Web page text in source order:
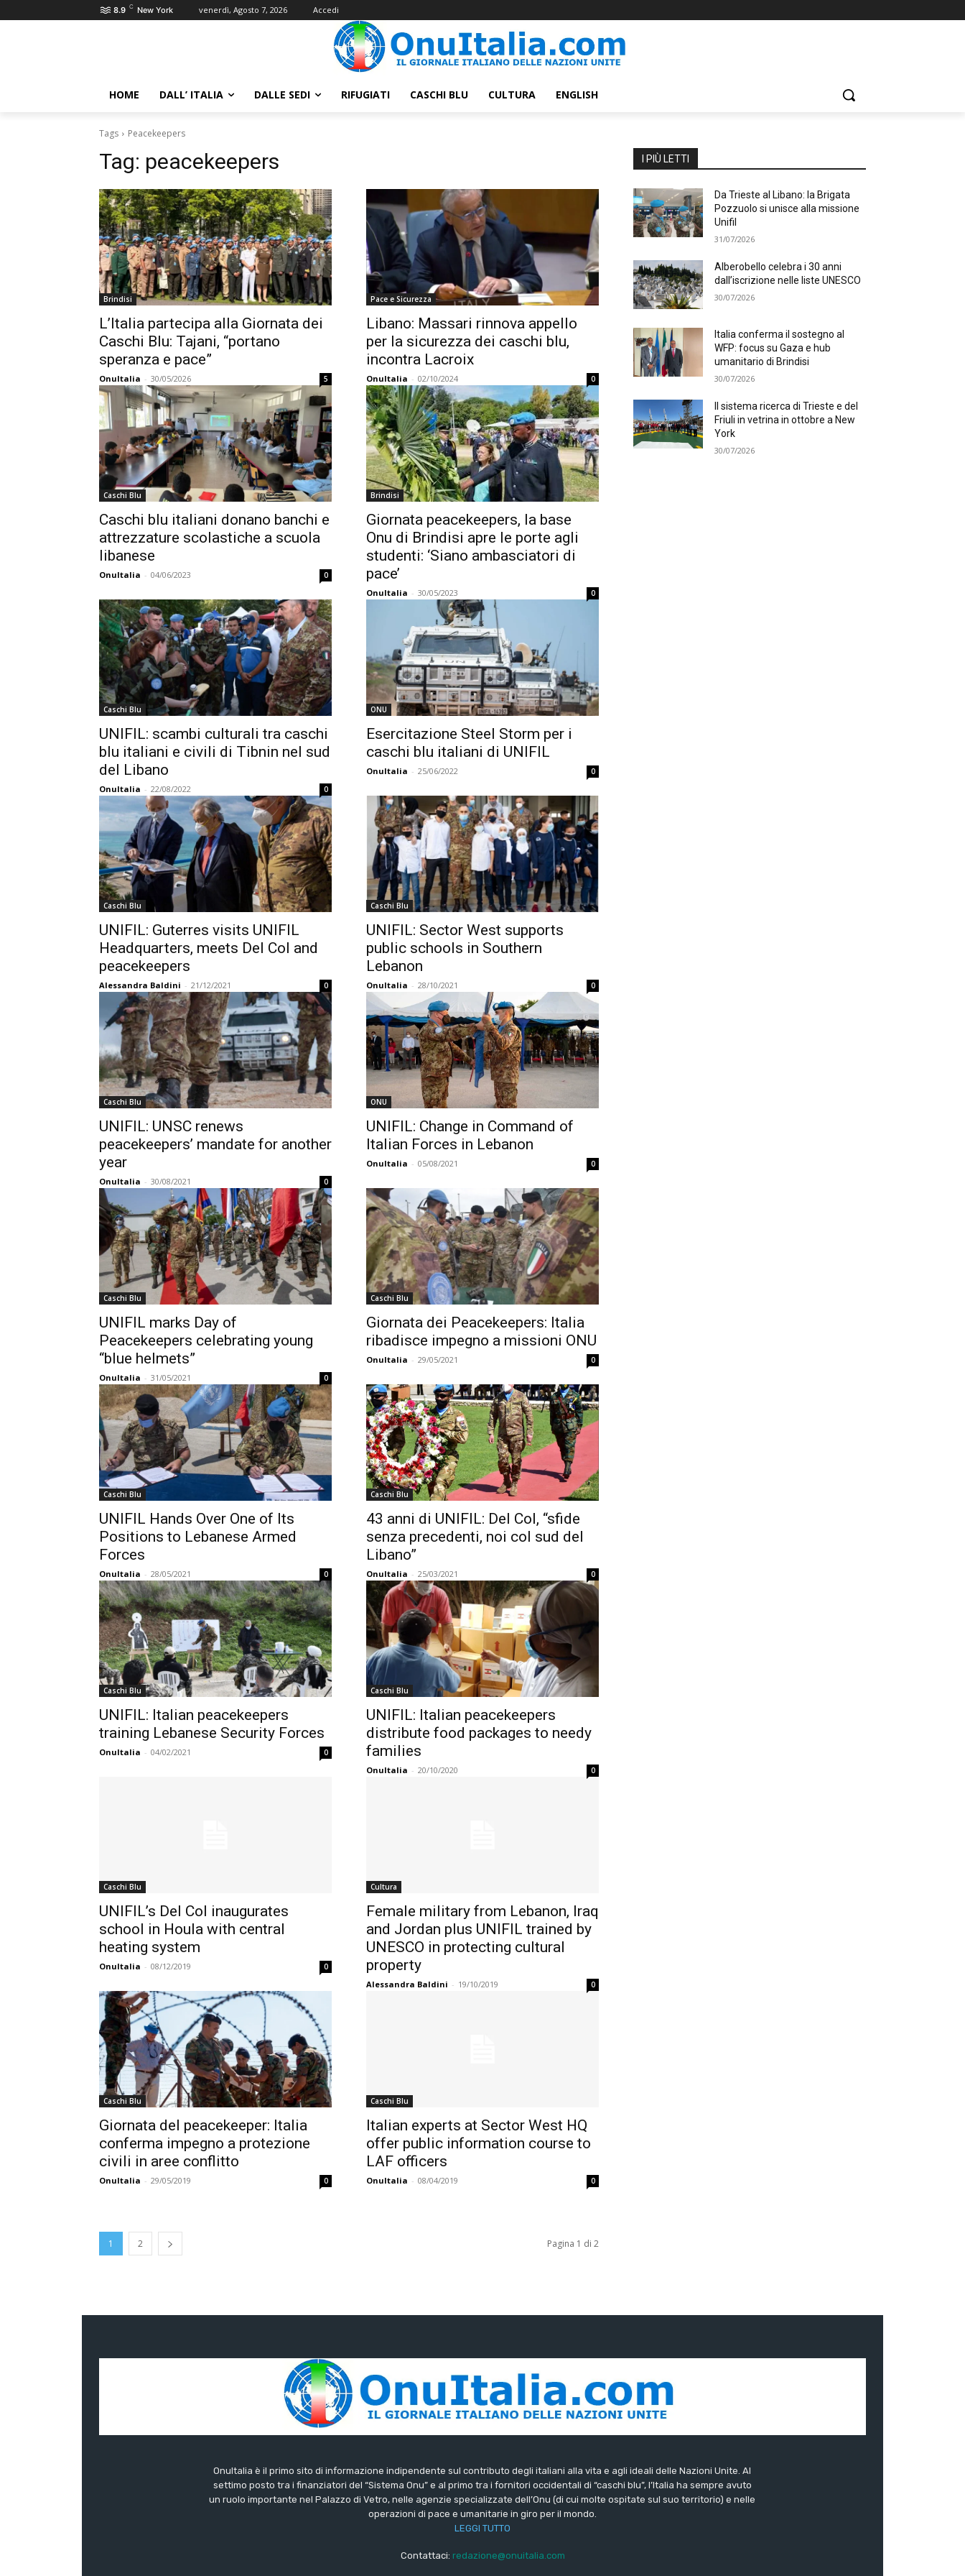
8.9 C New York venerdì, Agosto 7, 2026 Accedi
HOME DALL’ ITALIA DALLE SEDI RIFUGIATI CASCHI BLU CULTURA ENGLISH
Tags Peacekeepers
Tag: peacekeepers
Brindisi
L’Italia partecipa alla Giornata dei
Caschi Blu: Tajani, “portano
speranza e pace”
OnuItalia - 30/05/2026 5
Pace e Sicurezza
Libano: Massari rinnova appello
per la sicurezza dei caschi blu,
incontra Lacroix
OnuItalia - 02/10/2024 0
Caschi Blu
Caschi blu italiani donano banchi e
attrezzature scolastiche a scuola
libanese
OnuItalia - 04/06/2023 0
Brindisi
Giornata peacekeepers, la base
Onu di Brindisi apre le porte agli
studenti: ‘Siano ambasciatori di
pace’
OnuItalia - 30/05/2023 0
Caschi Blu
UNIFIL: scambi culturali tra caschi
blu italiani e civili di Tibnin nel sud
del Libano
OnuItalia - 22/08/2022 0
ONU
Esercitazione Steel Storm per i
caschi blu italiani di UNIFIL
OnuItalia - 25/06/2022 0
Caschi Blu
UNIFIL: Guterres visits UNIFIL
Headquarters, meets Del Col and
peacekeepers
Alessandra Baldini - 21/12/2021 0
Caschi Blu
UNIFIL: Sector West supports
public schools in Southern
Lebanon
OnuItalia - 28/10/2021 0
Caschi Blu
UNIFIL: UNSC renews
peacekeepers’ mandate for another
year
OnuItalia - 30/08/2021 0
ONU
UNIFIL: Change in Command of
Italian Forces in Lebanon
OnuItalia - 05/08/2021 0
Caschi Blu
UNIFIL marks Day of
Peacekeepers celebrating young
“blue helmets”
OnuItalia - 31/05/2021 0
Caschi Blu
Giornata dei Peacekeepers: Italia
ribadisce impegno a missioni ONU
OnuItalia - 29/05/2021 0
Caschi Blu
UNIFIL Hands Over One of Its
Positions to Lebanese Armed
Forces
OnuItalia - 28/05/2021 0
Caschi Blu
43 anni di UNIFIL: Del Col, “sfide
senza precedenti, noi col sud del
Libano”
OnuItalia - 25/03/2021 0
Caschi Blu
UNIFIL: Italian peacekeepers
training Lebanese Security Forces
OnuItalia - 04/02/2021 0
Caschi Blu
UNIFIL: Italian peacekeepers
distribute food packages to needy
families
OnuItalia - 20/10/2020 0
Caschi Blu
UNIFIL’s Del Col inaugurates
school in Houla with central
heating system
OnuItalia - 08/12/2019 0
Cultura
Female military from Lebanon, Iraq
and Jordan plus UNIFIL trained by
UNESCO in protecting cultural
property
Alessandra Baldini - 19/10/2019 0
Caschi Blu
Giornata del peacekeeper: Italia
conferma impegno a protezione
civili in aree conflitto
OnuItalia - 29/05/2019 0
Caschi Blu
Italian experts at Sector West HQ
offer public information course to
LAF officers
OnuItalia - 08/04/2019 0
1 2 Pagina 1 di 2
I PIÙ LETTI
Da Trieste al Libano: la Brigata
Pozzuolo si unisce alla missione
Unifil
31/07/2026
Alberobello celebra i 30 anni
dall’iscrizione nelle liste UNESCO
30/07/2026
Italia conferma il sostegno al
WFP: focus su Gaza e hub
umanitario di Brindisi
30/07/2026
Il sistema ricerca di Trieste e del
Friuli in vetrina in ottobre a New
York
30/07/2026
OnuItalia è il primo sito di informazione indipendente sul contributo degli italiani alla vita e agli ideali delle Nazioni Unite. Al
settimo posto tra i finanziatori del “Sistema Onu” e al primo tra i fornitori occidentali di “caschi blu”, l’Italia ha sempre avuto
un ruolo importante nel Palazzo di Vetro, nelle agenzie specializzate dell’Onu (di cui molte ospitate sul suo territorio) e nelle
operazioni di pace e umanitarie in giro per il mondo.
LEGGI TUTTO
Contattaci: redazione@onuitalia.com